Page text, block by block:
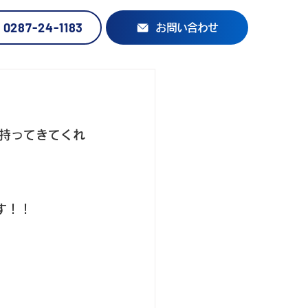
0287-24-1183 お問い合わせ
ってきてくれ
！